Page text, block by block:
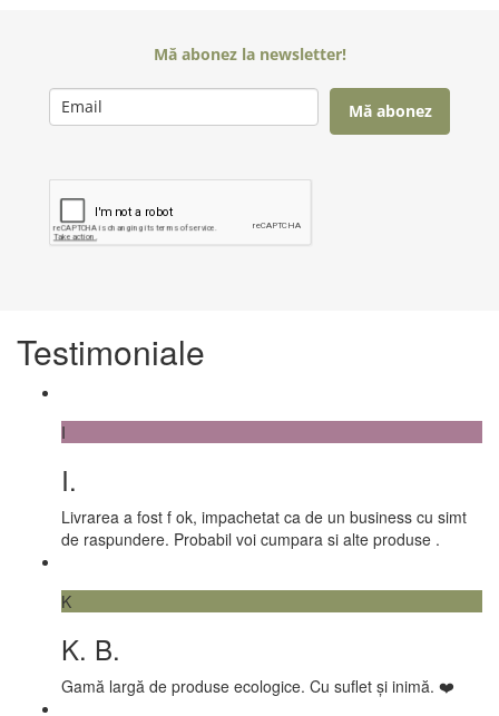
Mă abonez la newsletter!
Mă abonez
Testimoniale
I
I.
Livrarea a fost f ok, impachetat ca de un business cu simt
de raspundere. Probabil voi cumpara si alte produse .
K
K. B.
Gamă largă de produse ecologice. Cu suflet și inimă. ❤️